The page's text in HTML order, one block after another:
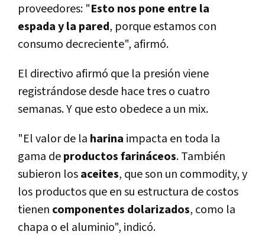
proveedores: "Esto nos pone entre la
espada y la pared, porque estamos con
consumo decreciente", afirmó.
El directivo afirmó que la presión viene
registrándose desde hace tres o cuatro
semanas. Y que esto obedece a un mix.
"El valor de la harina impacta en toda la
gama deproductos farináceos. También
subieron losaceites, que son un commodity, y
los productos que en su estructura de costos
tienen componentes dolarizados, como la
chapa o el aluminio", indicó.